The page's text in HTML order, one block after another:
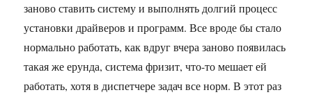
заново ставить систему и выполнять долгий процесс
установки драйверов и программ. Все вроде бы стало
нормально работать, как вдруг вчера заново появилась
такая же ерунда, система фризит, что-то мешает ей
работать, хотя в диспетчере задач все норм. В этот раз